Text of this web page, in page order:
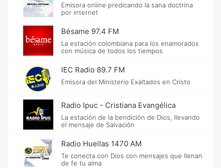
Emisora online predicando la sana doctrina
por internet
Bésame 97.4 FM
La estación colombiana para los enamorados
con música de todos los tiempos
IEC Radio 89.7 FM
Emisora del Ministerio Exaltados en Cristo
Radio Ipuc - Cristiana Evangélica
La estación de la bendición de Dios, llevando
el mensaje de Salvación
Radio Huellas 1470 AM
Te conecta con Dios con mensajes que llenan
de fe tu alma